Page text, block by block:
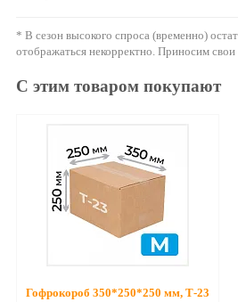
* В сезон высокого спроса (временно)
отображаться некорректно. Приносим свои
С этим товаром покупают
Гофрокороб 350*250*250 мм, Т-23